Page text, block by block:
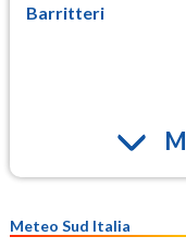
Barritteri
Meteo Sud Italia